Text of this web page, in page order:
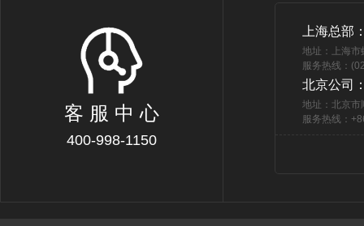
客 服 中 心
400-998-1150
上海总部
地址：上海
服务热线：
北京公司
地址：北京市
服务热线：